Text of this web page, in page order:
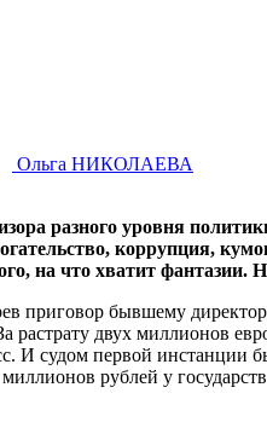
Ольга НИКОЛАЕВА
разного уровня
коррупция,
на что хватит фантазии.
приговор бывшему
растрату двух миллионов
И судом первой инстанции
рублей у